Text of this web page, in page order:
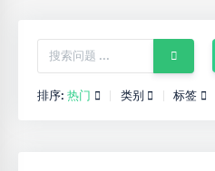
排序: 热门 类别 标签